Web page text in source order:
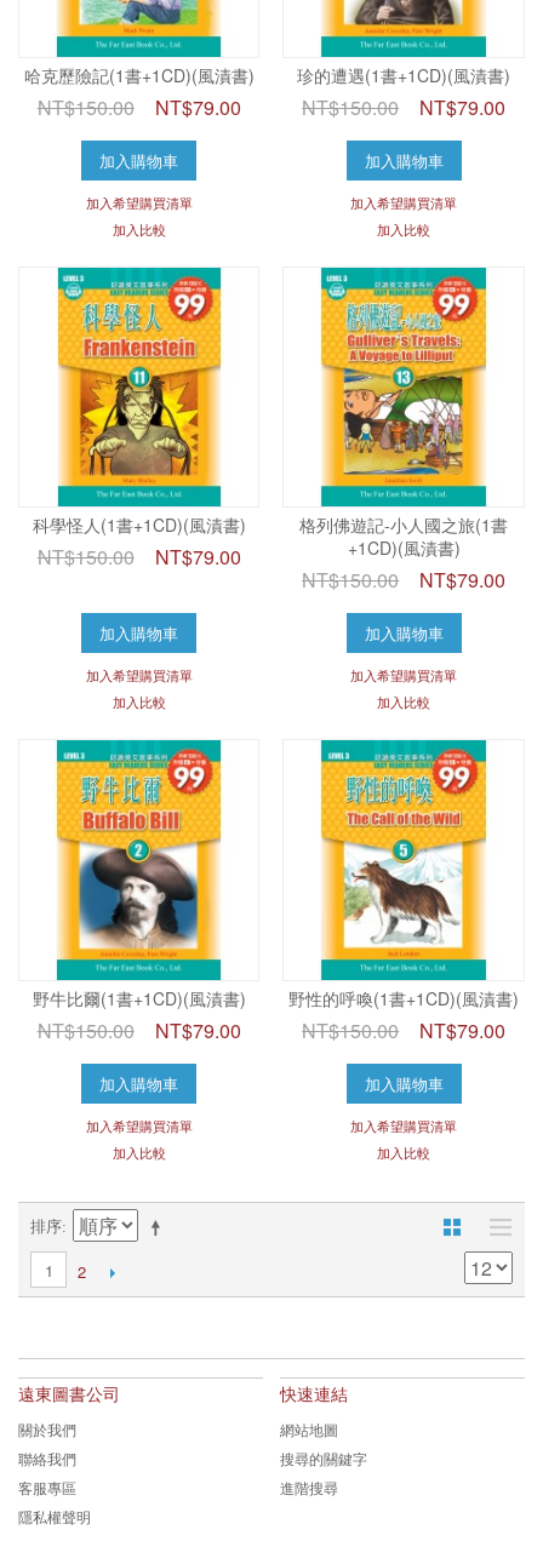
哈克歷險記(1書+1CD)(風漬書)
NT$150.00 NT$79.00
加入購物車
加入希望購買清單
加入比較
珍的遭遇(1書+1CD)(風漬書)
NT$150.00 NT$79.00
加入購物車
加入希望購買清單
加入比較
科學怪人(1書+1CD)(風漬書)
NT$150.00 NT$79.00
加入購物車
加入希望購買清單
加入比較
格列佛遊記-小人國之旅(1書
+1CD)(風漬書)
NT$150.00 NT$79.00
加入購物車
加入希望購買清單
加入比較
野牛比爾(1書+1CD)(風漬書)
NT$150.00 NT$79.00
加入購物車
加入希望購買清單
加入比較
野性的呼喚(1書+1CD)(風漬書)
NT$150.00 NT$79.00
加入購物車
加入希望購買清單
加入比較
排序
1 2
遠東圖書公司
關於我們
聯絡我們
客服專區
隱私權聲明
快速連結
網站地圖
搜尋的關鍵字
進階搜尋